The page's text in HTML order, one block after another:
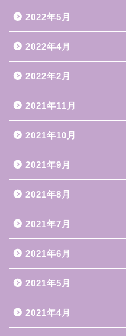
2022年5月
2022年4月
2022年2月
2021年11月
2021年10月
2021年9月
2021年8月
2021年7月
2021年6月
2021年5月
2021年4月